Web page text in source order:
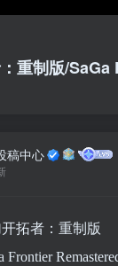
重制版/
稿中心
拓者：重制版